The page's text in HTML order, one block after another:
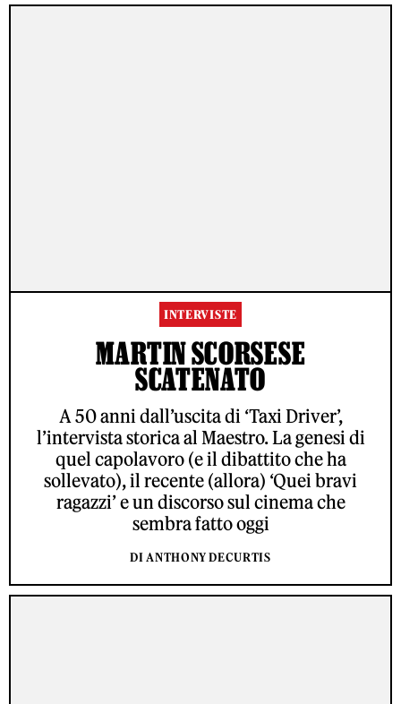
INTERVISTE
MARTIN SCORSESE
SCATENATO
A 50 anni dall’uscita di ‘Taxi Driver’,
l’intervista storica al Maestro. La genesi di
quel capolavoro (e il dibattito che ha
sollevato), il recente (allora) ‘Quei bravi
ragazzi’ e un discorso sul cinema che
sembra fatto oggi
DI ANTHONY DECURTIS